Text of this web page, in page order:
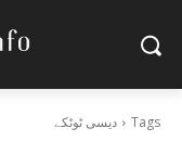
Tags دیسی ٹوٹکے